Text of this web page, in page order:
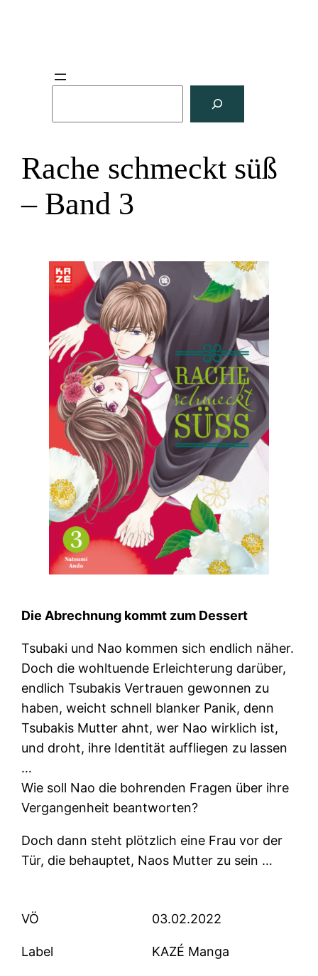
e
n
Rache schmeckt süß
– Band 3
Die Abrechnung kommt zum Dessert
Tsubaki und Nao kommen sich endlich näher.
Doch die wohltuende Erleichterung darüber,
endlich Tsubakis Vertrauen gewonnen zu
haben, weicht schnell blanker Panik, denn
Tsubakis Mutter ahnt, wer Nao wirklich ist,
und droht, ihre Identität auffliegen zu lassen
…
Wie soll Nao die bohrenden Fragen über ihre
Vergangenheit beantworten?
Doch dann steht plötzlich eine Frau vor der
Tür, die behauptet, Naos Mutter zu sein …
VÖ 03.02.2022
Label KAZÉ Manga